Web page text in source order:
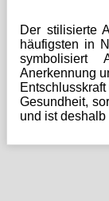
Der stilisierte
häufigsten in
symbolisiert
Anerkennung
Gesundheit,
und ist